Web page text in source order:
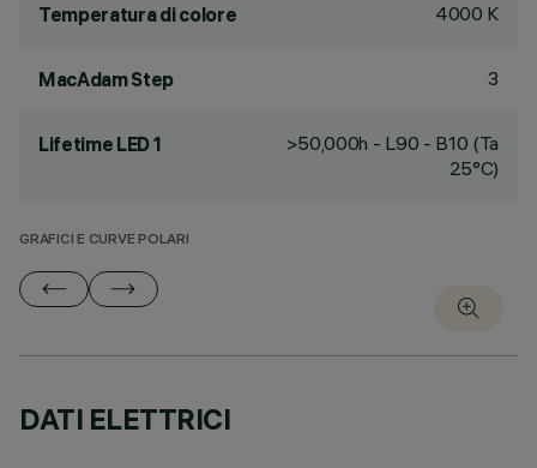
Temperatura di colore 4000 K
MacAdam Step 3
Lifetime LED 1
>50,000h - L90 - B10 (Ta
25°C)
GRAFICI E CURVE POLARI
DATI ELETTRICI